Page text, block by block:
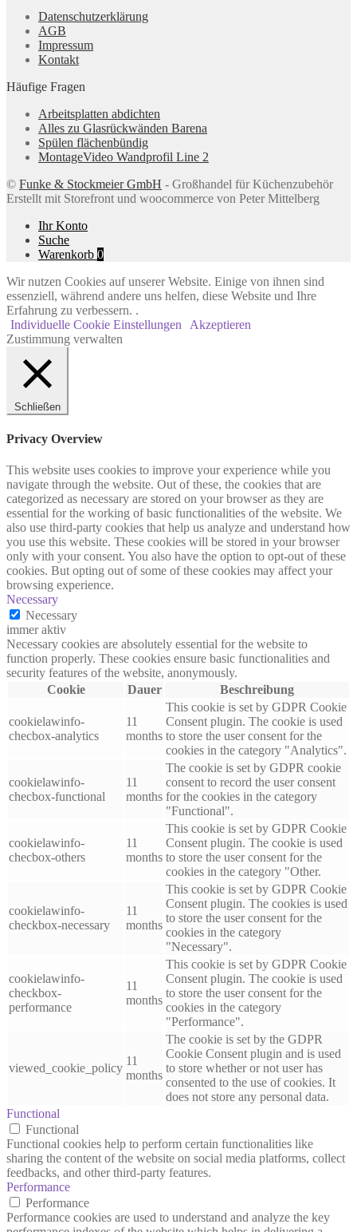
Datenschutzerklärung
AGB
Impressum
Kontakt
Häufige Fragen
Arbeitsplatten abdichten
Alles zu Glasrückwänden Barena
Spülen flächenbündig
MontageVideo Wandprofil Line 2
© Funke & Stockmeier GmbH - Großhandel für Küchenzubehör
Erstellt mit Storefront und woocommerce von Peter Mittelberg
Ihr Konto
Suche
Warenkorb 0
Wir nutzen Cookies auf unserer Website. Einige von ihnen sind
essenziell, während andere uns helfen, diese Website und Ihre
Erfahrung zu verbessern. .
Individuelle Cookie Einstellungen
Akzeptieren
Zustimmung verwalten
Schließen
Privacy Overview
This website uses cookies to improve your experience while you
navigate through the website. Out of these, the cookies that are
categorized as necessary are stored on your browser as they are
essential for the working of basic functionalities of the website. We
also use third-party cookies that help us analyze and understand how
you use this website. These cookies will be stored in your browser
only with your consent. You also have the option to opt-out of these
cookies. But opting out of some of these cookies may affect your
browsing experience.
Necessary
Necessary
immer aktiv
Necessary cookies are absolutely essential for the website to
function properly. These cookies ensure basic functionalities and
security features of the website, anonymously.
Cookie
Dauer Beschreibung
cookielawinfo-
checbox-analytics
11
months
This cookie is set by GDPR Cookie
Consent plugin. The cookie is used
to store the user consent for the
cookies in the category "Analytics".
cookielawinfo-
checbox-functional
11
months
The cookie is set by GDPR cookie
consent to record the user consent
for the cookies in the category
"Functional".
cookielawinfo-
checbox-others
11
months
This cookie is set by GDPR Cookie
Consent plugin. The cookie is used
to store the user consent for the
cookies in the category "Other.
cookielawinfo-
checkbox-necessary
11
months
This cookie is set by GDPR Cookie
Consent plugin. The cookies is used
to store the user consent for the
cookies in the category
"Necessary".
cookielawinfo-
checkbox-
performance
11
months
This cookie is set by GDPR Cookie
Consent plugin. The cookie is used
to store the user consent for the
cookies in the category
"Performance".
viewed_cookie_policy
11
months
The cookie is set by the GDPR
Cookie Consent plugin and is used
to store whether or not user has
consented to the use of cookies. It
does not store any personal data.
Functional
Functional
Functional cookies help to perform certain functionalities like
sharing the content of the website on social media platforms, collect
feedbacks, and other third-party features.
Performance
Performance
Performance cookies are used to understand and analyze the key